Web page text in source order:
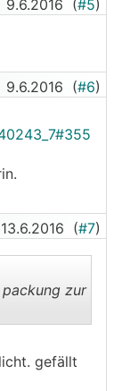
9.6.2016 (#5)
9.6.2016 (#6)
13.6.2016 (#7)
zur
gefällt